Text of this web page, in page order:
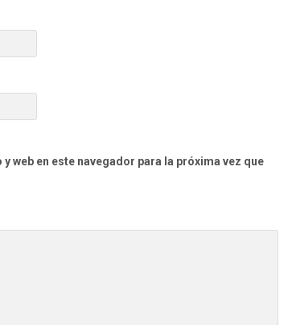
web en este navegador para la próxima vez que